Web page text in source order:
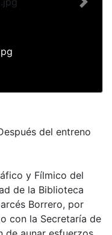
Next
del entreno
y Fílmico del
de la Biblioteca
Borrero, por
con la Secretaría de